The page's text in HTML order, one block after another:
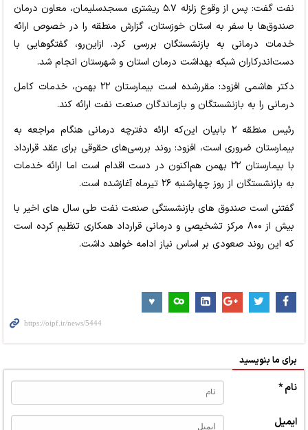
نفت گفت: پس از وقوع زلزله ۵.۷ ریشتری مسجدسلیمان، معاون درمان
صندوق‌ها با سفر به استان خوزستان، گزارش منطقه را در خصوص ارائه
خدمات درمانی به بازنشستگان بررسی کرد. ازاین‌رو، گفتگوهایی با
دست‌اندرکاران شبکه بهداشت درمان استان و شهرستان انجام شد.
دکتر هاشمی افزود: مقررشده است بیمارستان ۲۲ بهمن، خدمات کامل
درمانی را به بازنشستگان و بازماندگان صنعت نفت ارائه کند.
رئیس منطقه ۲ بابیان این‌که ارائه دفترچه درمانی هنگام مراجعه به
بیمارستان ضروری است، افزود: روند بررسی‌های حقوقی برای عقد قرارداد
با بیمارستان ۲۲ بهمن هم‌اکنون در دست اقدام است اما ارائه خدمات
به بازنشستگان از روز چهارشنبه ۲۶ تیرماه آغازشده است.
گفتنی است صندوق های بازنشستگی صنعت نفت طی سال های اخیر با
بیش از ۸۰۰ مرکز تشخیصی و درمانی قرارداد همکاری تنظیم کرده است
که این روند صعودی بر اساس نیاز ادامه خواهد داشت.
برای ما بنویسید
نام *
ایمیل